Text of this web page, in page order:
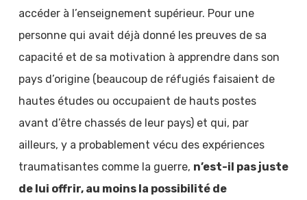
accéder à l’enseignement supérieur. Pour une
personne qui avait déjà donné les preuves de sa
capacité et de sa motivation à apprendre dans son
pays d’origine (beaucoup de réfugiés faisaient de
hautes études ou occupaient de hauts postes
avant d’être chassés de leur pays) et qui, par
ailleurs, y a probablement vécu des expériences
traumatisantes comme la guerre, n’est-il pas juste
de lui offrir, au moins la possibilité de